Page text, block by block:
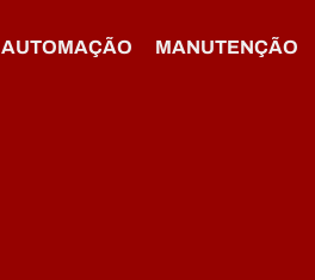
AUTOMAÇÃO MANUTENÇÃO